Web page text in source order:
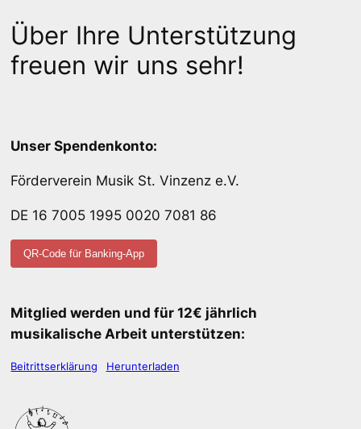
Über Ihre Unterstützung
freuen wir uns sehr!
Unser Spendenkonto:
Förderverein Musik St. Vinzenz e.V.
DE 16 7005 1995 0020 7081 86
QR-Code für Banking-App
Mitglied werden und für 12€ jährlich
musikalische Arbeit unterstützen:
Beitrittserklärung Herunterladen